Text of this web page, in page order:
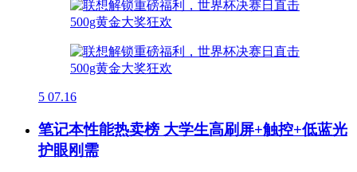
5 07.16
笔记本性能热卖榜 大学生高刷屏+触控+低蓝光
护眼刚需